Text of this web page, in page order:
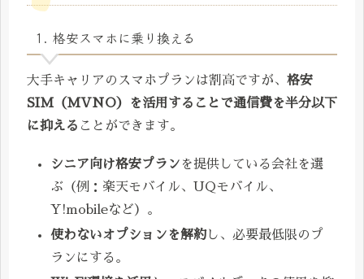
1. 格安スマホに乗り換える
大手キャリアのスマホプランは割高ですが、 格安
SIM（MVNO）を活用することで通信費を半分以下
に抑える ことができます。
シニア向け格安プラン を提供している会社を選
ぶ（例：楽天モバイル、UQモバイル、
Y!mobileなど）。
使わないオプションを解約し、必要最低限のプ
ランにする。